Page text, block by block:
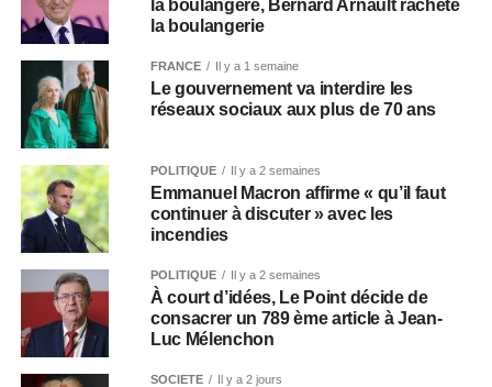
la boulangère, Bernard Arnault rachète
la boulangerie
FRANCE Il y a 1 semaine
Le gouvernement va interdire les
réseaux sociaux aux plus de 70 ans
POLITIQUE Il y a 2 semaines
Emmanuel Macron affirme « qu’il faut
continuer à discuter » avec les
incendies
POLITIQUE Il y a 2 semaines
À court d’idées, Le Point décide de
consacrer un 789 ème article à Jean-
Luc Mélenchon
SOCIÉTÉ Il y a 2 jours